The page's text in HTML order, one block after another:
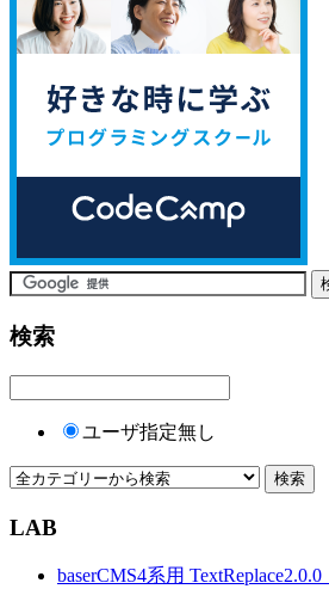
検索
ユーザ指定無し
LAB
baserCMS4系用